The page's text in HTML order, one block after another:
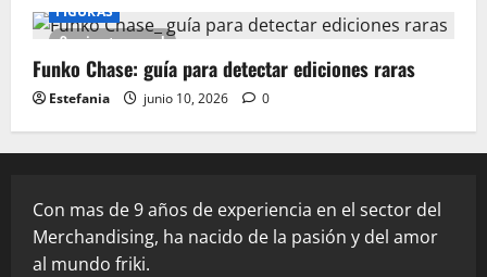
9 minutes read
FIGURAS
Funko Chase: guía para detectar ediciones raras
Estefania junio 10, 2026 0
Con mas de 9 años de experiencia en el sector del
Merchandising, ha nacido de la pasión y del amor
al mundo friki.